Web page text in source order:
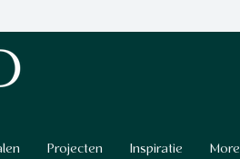
Projecten Inspiratie More